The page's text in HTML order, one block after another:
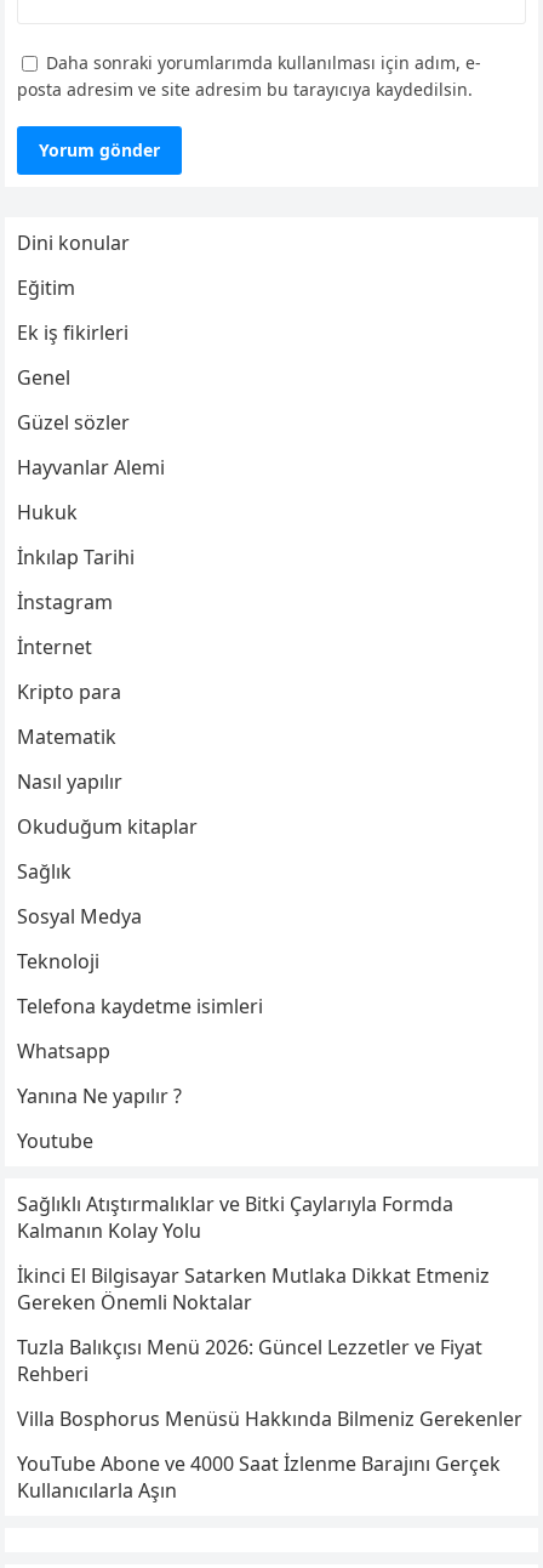
Daha sonraki yorumlarımda kullanılması için adım, e-
posta adresim ve site adresim bu tarayıcıya kaydedilsin.
Dini konular
Eğitim
Ek iş fikirleri
Genel
Güzel sözler
Hayvanlar Alemi
Hukuk
İnkılap Tarihi
İnstagram
İnternet
Kripto para
Matematik
Nasıl yapılır
Okuduğum kitaplar
Sağlık
Sosyal Medya
Teknoloji
Telefona kaydetme isimleri
Whatsapp
Yanına Ne yapılır ?
Youtube
Sağlıklı Atıştırmalıklar ve Bitki Çaylarıyla Formda
Kalmanın Kolay Yolu
İkinci El Bilgisayar Satarken Mutlaka Dikkat Etmeniz
Gereken Önemli Noktalar
Tuzla Balıkçısı Menü 2026: Güncel Lezzetler ve Fiyat
Rehberi
Villa Bosphorus Menüsü Hakkında Bilmeniz Gerekenler
YouTube Abone ve 4000 Saat İzlenme Barajını Gerçek
Kullanıcılarla Aşın